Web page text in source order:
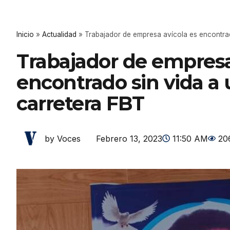
Inicio » Actualidad » Trabajador de empresa avícola es
Trabajador de
encontrado sin vida a
carretera FBT
by Voces Febrero 13, 2023 11:50 AM